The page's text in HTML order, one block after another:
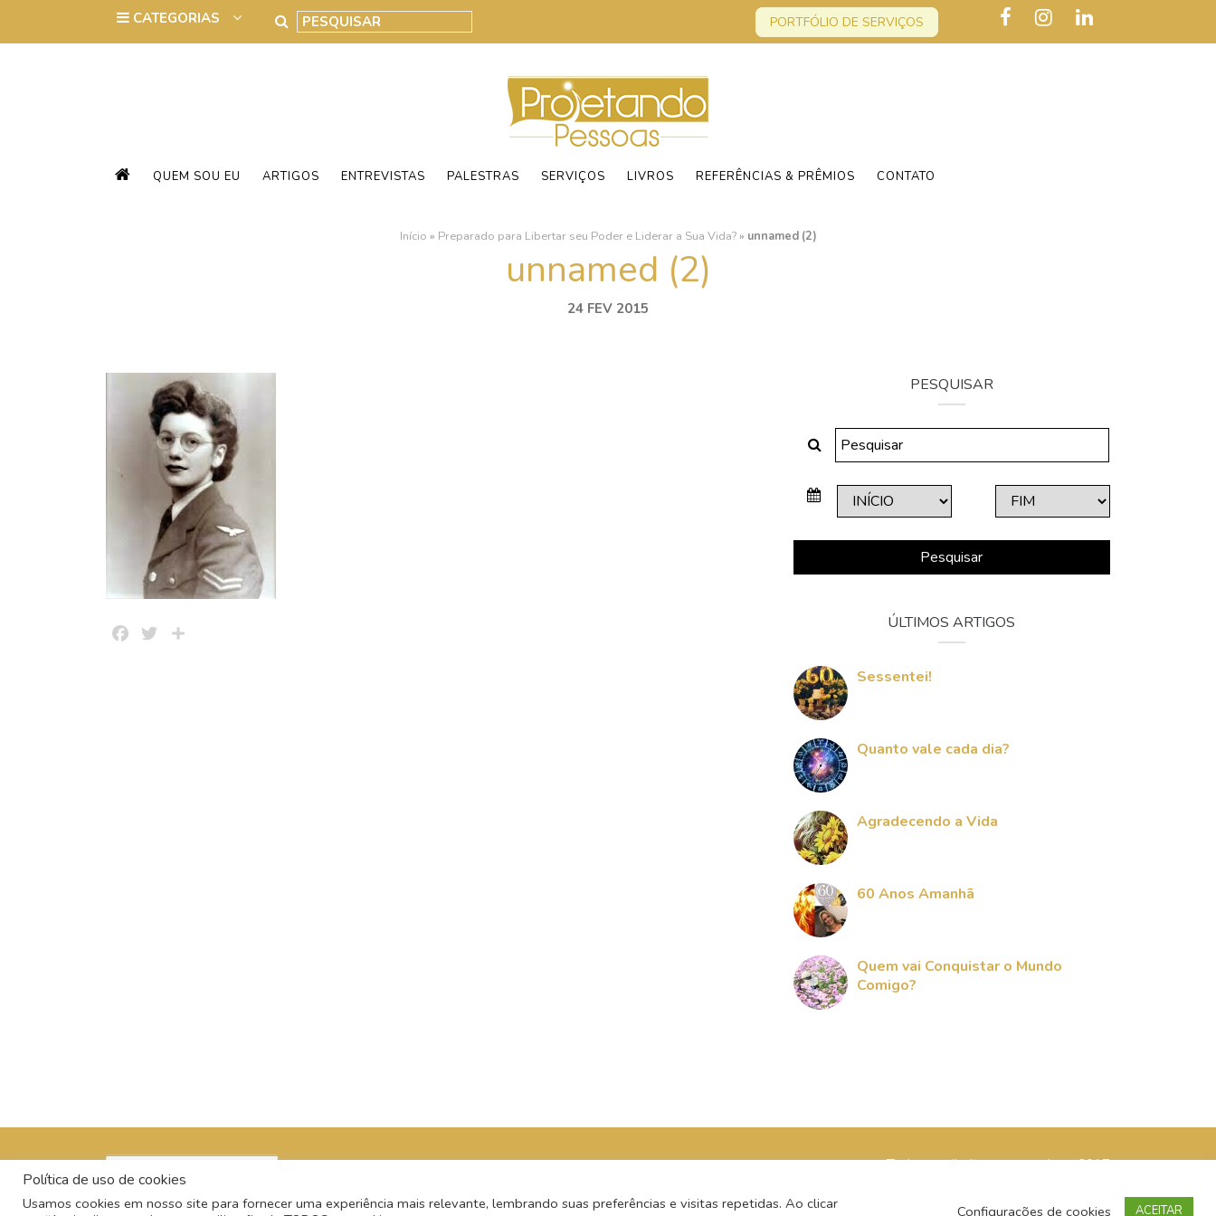
PORTFÓLIO DE SERVIÇOS
QUEM SOU EU ARTIGOS ENTREVISTAS PALESTRAS SERVIÇOS LIVROS REFERÊNCIAS & PRÊMIOS CONTATO
Início » Preparado para Libertar seu Poder e Liderar a Sua Vida?» unnamed (2)
unnamed (2)
24 FEV 2015
FacebookTwitter
PESQUISAR
Pesquisar
ÚLTIMOS ARTIGOS
Sessentei!
Quanto vale cada dia?
Agradecendo a Vida
60 Anos Amanhã
Quem vai Conquistar o Mundo
Comigo?
Todos os direitos reservados - 2017
Política de uso de cookies
Usamos cookies em nosso site para fornecer uma experiência mais relevante, lembrando suas preferências e visitas repetidas. Ao clicar
Configurações de cookies ACEITAR